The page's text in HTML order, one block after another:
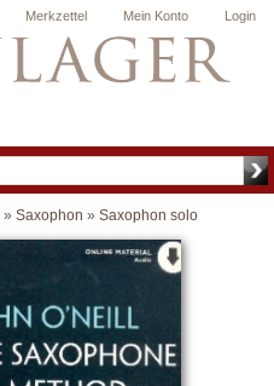
Login
Mein Konto
Merkzettel
» Saxophon » Saxophon solo